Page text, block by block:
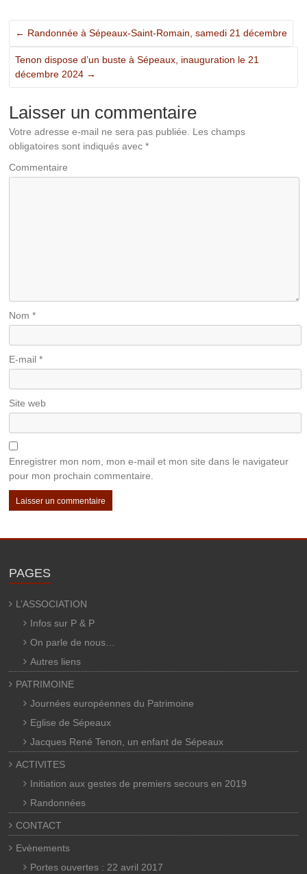
← Randonnée à Sépeaux-Saint-Romain, samedi 21 décembre
Tenon dispose d’un buste à Sépeaux, inauguration le 21
décembre 2024 →
Laisser un commentaire
Votre adresse e-mail ne sera pas publiée. Les champs
obligatoires sont indiqués avec*
Commentaire
Nom*
E-mail*
Site web
Enregistrer mon nom, mon e-mail et mon site dans le navigateur
pour mon prochain commentaire.
PAGES
L’ASSOCIATION
Infos sur P & P
On parle de nous…
Autres liens
PATRIMOINE
Journées européennes du Patrimoine
Eglise de Sépeaux
Jacques René Tenon, un enfant de Sépeaux
ACTIVITES
Initiation aux gestes de premiers secours en 2019
Randonnées
CONTACT
Evènements
Portes ouvertes : 22 avril 2017